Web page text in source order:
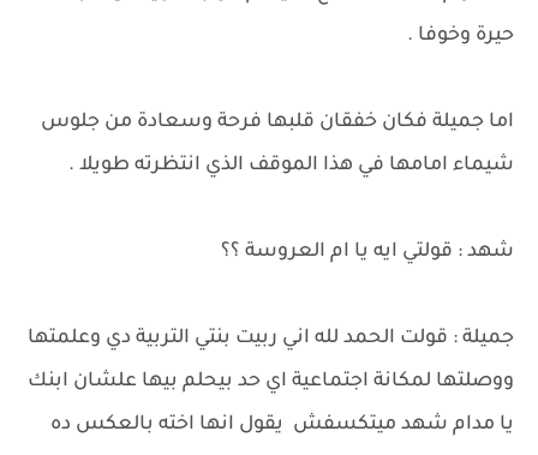
حيرة وخوفا .
اما جميلة فكان خفقان قلبها فرحة وسعادة من جلوس
شيماء امامها في هذا الموقف الذي انتظرته طويلا .
شهد : قولتي ايه يا ام العروسة ؟؟
جميلة : قولت الحمد لله اني ربيت بنتي التربية دي وعلمتها
ووصلتها لمكانة اجتماعية اي حد بيحلم بيها علشان ابنك
يا مدام شهد ميتكسفش يقول انها اخته بالعكس ده